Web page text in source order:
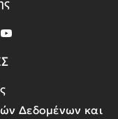
Δεδομένων και